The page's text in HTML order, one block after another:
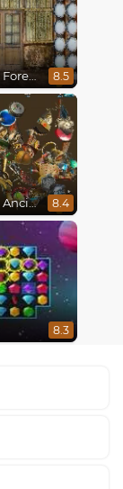
Abandoned Forest House 8.5
Spirit of The Ancient Forest 8.4
8.3